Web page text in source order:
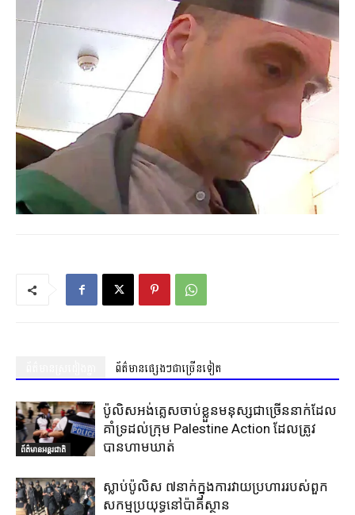
ព័ត៌មានផ្សេងៗជាច្រើនទៀត
ព័ត៌មានអន្តរជាតិ
ប៉ូលិសអង់គ្លេសចាប់ខ្លួនមនុស្សជាច្រើននាក់ដែល
គាំទ្រដល់ក្រុម Palestine Action ដែលត្រូវ
បានហាមឃាត់
ស្លាប់ប៉ូលិស ៧នាក់ក្នុងការវាយប្រហាររបស់ពួក
សកម្មប្រយុទ្ធនៅប៉ាគីស្ថាន